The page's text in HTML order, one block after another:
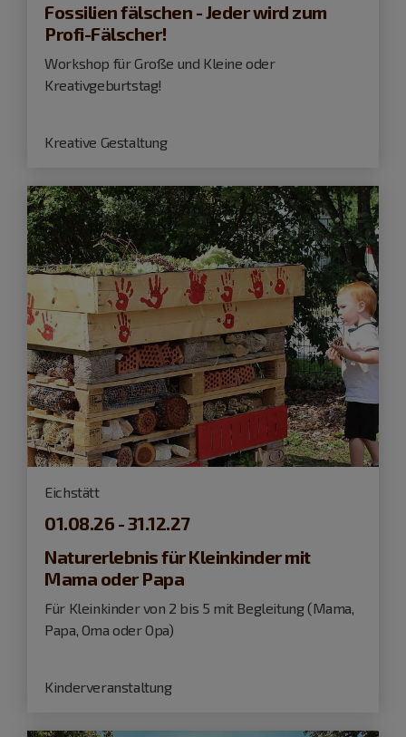
Fossilien fälschen - Jeder wird zum
Profi-Fälscher!
Workshop für Große und Kleine oder
Kreativgeburtstag!
Kreative Gestaltung
Eichstätt
01.08.26 - 31.12.27
Naturerlebnis für Kleinkinder mit
Mama oder Papa
Für Kleinkinder von 2 bis 5 mit Begleitung (Mama,
Papa, Oma oder Opa)
Kinderveranstaltung